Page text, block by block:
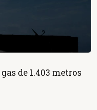
de 1.403 metros